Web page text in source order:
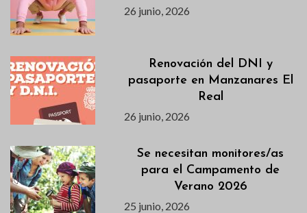
26 junio, 2026
Renovación del DNI y
pasaporte en Manzanares El
Real
26 junio, 2026
Se necesitan monitores/as
para el Campamento de
Verano 2026
25 junio, 2026